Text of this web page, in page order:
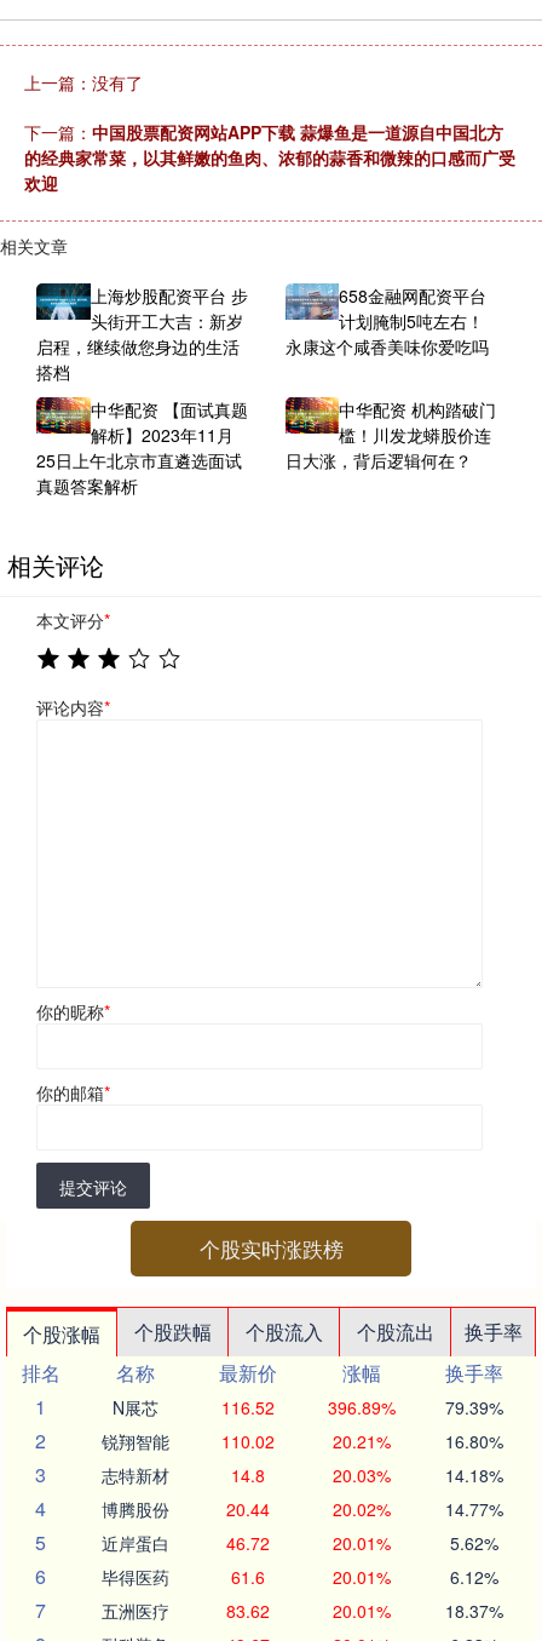
上一篇：没有了
下一篇： 中国股票配资网站APP下载 蒜爆鱼是一道源自中国北方
的经典家常菜，以其鲜嫩的鱼肉、浓郁的蒜香和微辣的口感而广受
欢迎
相关文章
上海炒股配资平台 步
头街开工大吉：新岁
启程，继续做您身边的生活
搭档
658金融网配资平台
计划腌制5吨左右！
永康这个咸香美味你爱吃吗
中华配资 【面试真题
解析】2023年11月
25日上午北京市直遴选面试
真题答案解析
中华配资 机构踏破门
槛！川发龙蟒股价连
日大涨，背后逻辑何在？
相关评论
本文评分*
评论内容*
你的昵称*
你的邮箱*
提交评论
个股实时涨跌榜
个股涨幅 个股跌幅 个股流入 个股流出
换手率
排名
名称 最新价 涨幅
换手率
1
N展芯 116.52 396.89% 79.39%
2 锐翔智能 110.02 20.21% 16.80%
3 志特新材 14.8 20.03% 14.18%
4 博腾股份 20.44 20.02% 14.77%
5 近岸蛋白 46.72 20.01% 5.62%
6 毕得医药 61.6 20.01% 6.12%
7 五洲医疗 83.62 20.01% 18.37%